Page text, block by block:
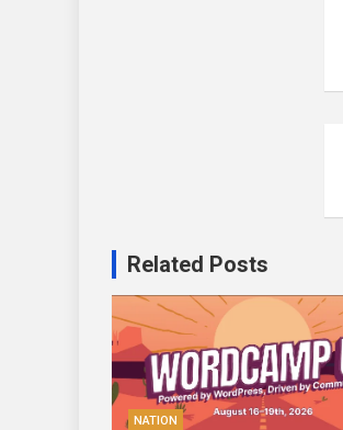
Related Posts
NATION